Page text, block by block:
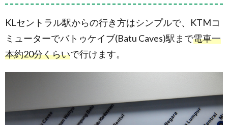
KLセントラル駅からの行き方はシンプルで、KTMコ
ミューターでバトゥケイブ(Batu Caves)駅まで電車一
本約20分くらいで行けます。